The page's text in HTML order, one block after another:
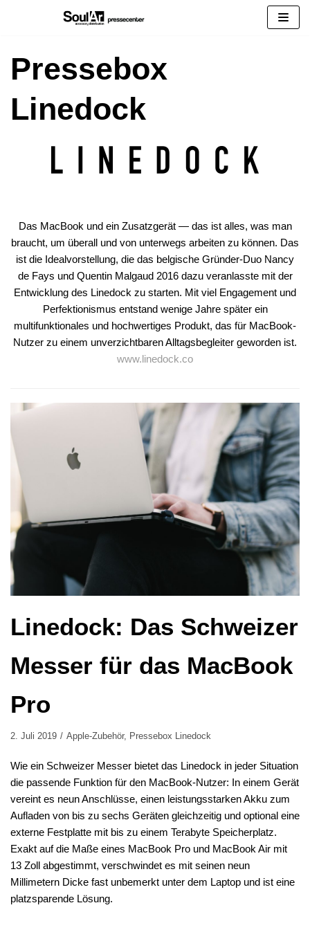
Pressebox
Linedock
Das MacBook und ein Zusatzgerät — das ist alles, was man
braucht, um überall und von unterwegs arbeiten zu können. Das
ist die Idealvorstellung, die das belgische Gründer-Duo Nancy
de Fays und Quentin Malgaud 2016 dazu veranlasste mit der
Entwicklung des Linedock zu starten. Mit viel Engagement und
Perfektionismus entstand wenige Jahre später ein
multifunktionales und hochwertiges Produkt, das für MacBook-
Nutzer zu einem unverzichtbaren Alltagsbegleiter geworden ist.
www.linedock.co
Linedock: Das Schweizer
Messer für das MacBook
Pro
2. Juli 2019 Apple-Zubehör, Pressebox Linedock
Wie ein Schweizer Messer bietet das Linedock in jeder Situation
die passende Funktion für den MacBook-Nutzer: In einem Gerät
vereint es neun Anschlüsse, einen leistungsstarken Akku zum
Aufladen von bis zu sechs Geräten gleichzeitig und optional eine
externe Festplatte mit bis zu einem Terabyte Speicherplatz.
Exakt auf die Maße eines MacBook Pro und MacBook Air mit
13 Zoll abgestimmt, verschwindet es mit seinen neun
Millimetern Dicke fast unbemerkt unter dem Laptop und ist eine
platzsparende Lösung.